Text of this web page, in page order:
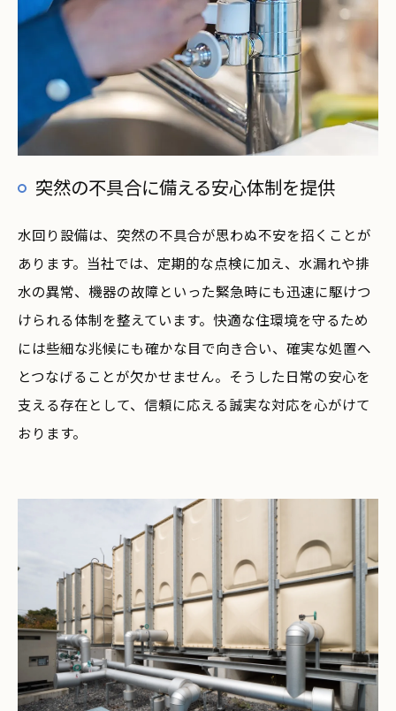
突然の不具合に備える安心体制を提供
水回り設備は、突然の不具合が思わぬ不安を招くことが
あります。当社では、定期的な点検に加え、水漏れや排
水の異常、機器の故障といった緊急時にも迅速に駆けつ
けられる体制を整えています。快適な住環境を守るため
には些細な兆候にも確かな目で向き合い、確実な処置へ
とつなげることが欠かせません。そうした日常の安心を
支える存在として、信頼に応える誠実な対応を心がけて
おります。